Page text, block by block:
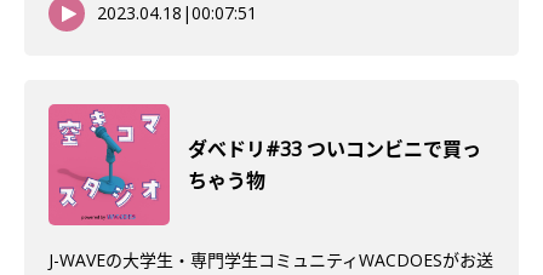
2023.04.18 |00:07:51
ダべドリ#33 ついコンビニで買っ
ちゃう物
J-WAVEの大学生・専門学生コミュニティWACDOESがお送